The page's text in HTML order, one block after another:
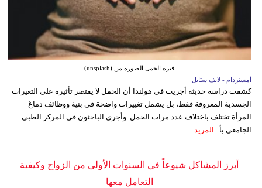
فترة الحمل الصورة من (unsplash)
أمستردام - لايف ستايل
كشفت دراسة حديثة أجريت في هولندا أن الحمل لا يقتصر تأثيره على التغيرات
الجسدية المعروفة فقط، بل يشمل تغييرات واضحة في بنية ووظائف دماغ
المرأة تختلف باختلاف عدد مرات الحمل. وأجرى الباحثون في المركز الطبي
الجامعي بأ... المزيد
أبرز المشاكل شيوعاً في السنوات الأولى من الزواج وكيفية
التعامل معها